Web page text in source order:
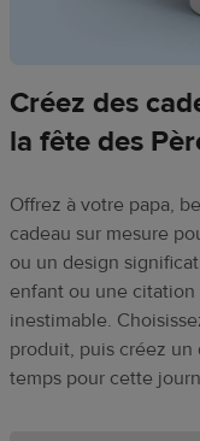
Créez des
la fête des
Offrez à votre papa,
cadeau sur mesure
ou un design
enfant ou une
inestimable.
produit, puis créez un
temps pour cette